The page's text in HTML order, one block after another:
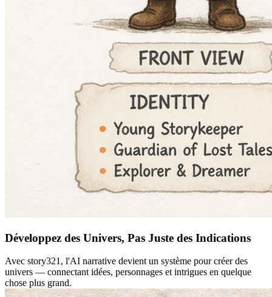
Développez des Univers, Pas Juste des Indications
Avec story321, l'AI narrative devient un système pour créer des
univers — connectant idées, personnages et intrigues en quelque
chose plus grand.